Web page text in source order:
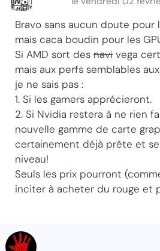
Bravo sans aucun doute pour
mais caca boudin pour les
Si AMD sort des navi vega
mais aux perfs semblables
je ne sais pas :
1. Si les gamers apprécieront.
2. Si Nvidia restera à ne rien
nouvelle gamme de carte
certainement déjà prête et
niveau!
Seuls les prix pourront
inciter à acheter du rouge et